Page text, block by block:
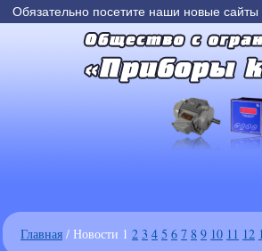
Обязательно посетите наши новые сайты
Главная / Новости 1 2 3 4 5 6 7 8 9 10 11 12